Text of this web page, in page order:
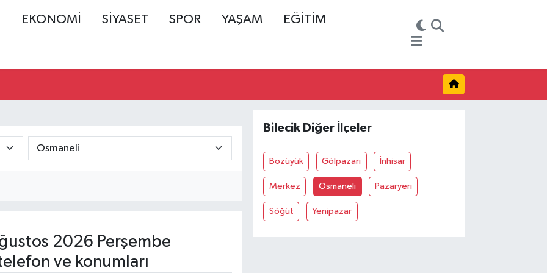
EKONOMİ SİYASET SPOR YAŞAM EĞİTİM
2026 Perşembe
ve konumları
Bilecik Diğer İlçeler
Bozüyük Gölpazari İnhisar
Merkez Osmaneli Pazaryeri
Söğüt Yenipazar